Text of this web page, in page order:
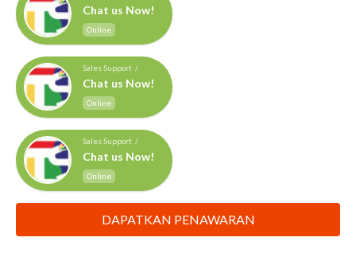
Chat us Now!
Online
Sales Support /
Chat us Now!
Online
Sales Support /
Chat us Now!
Online
DAPATKAN PENAWARAN